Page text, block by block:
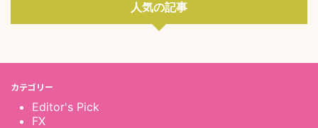
人気の記事
カテゴリー
Editor's Pick
FX